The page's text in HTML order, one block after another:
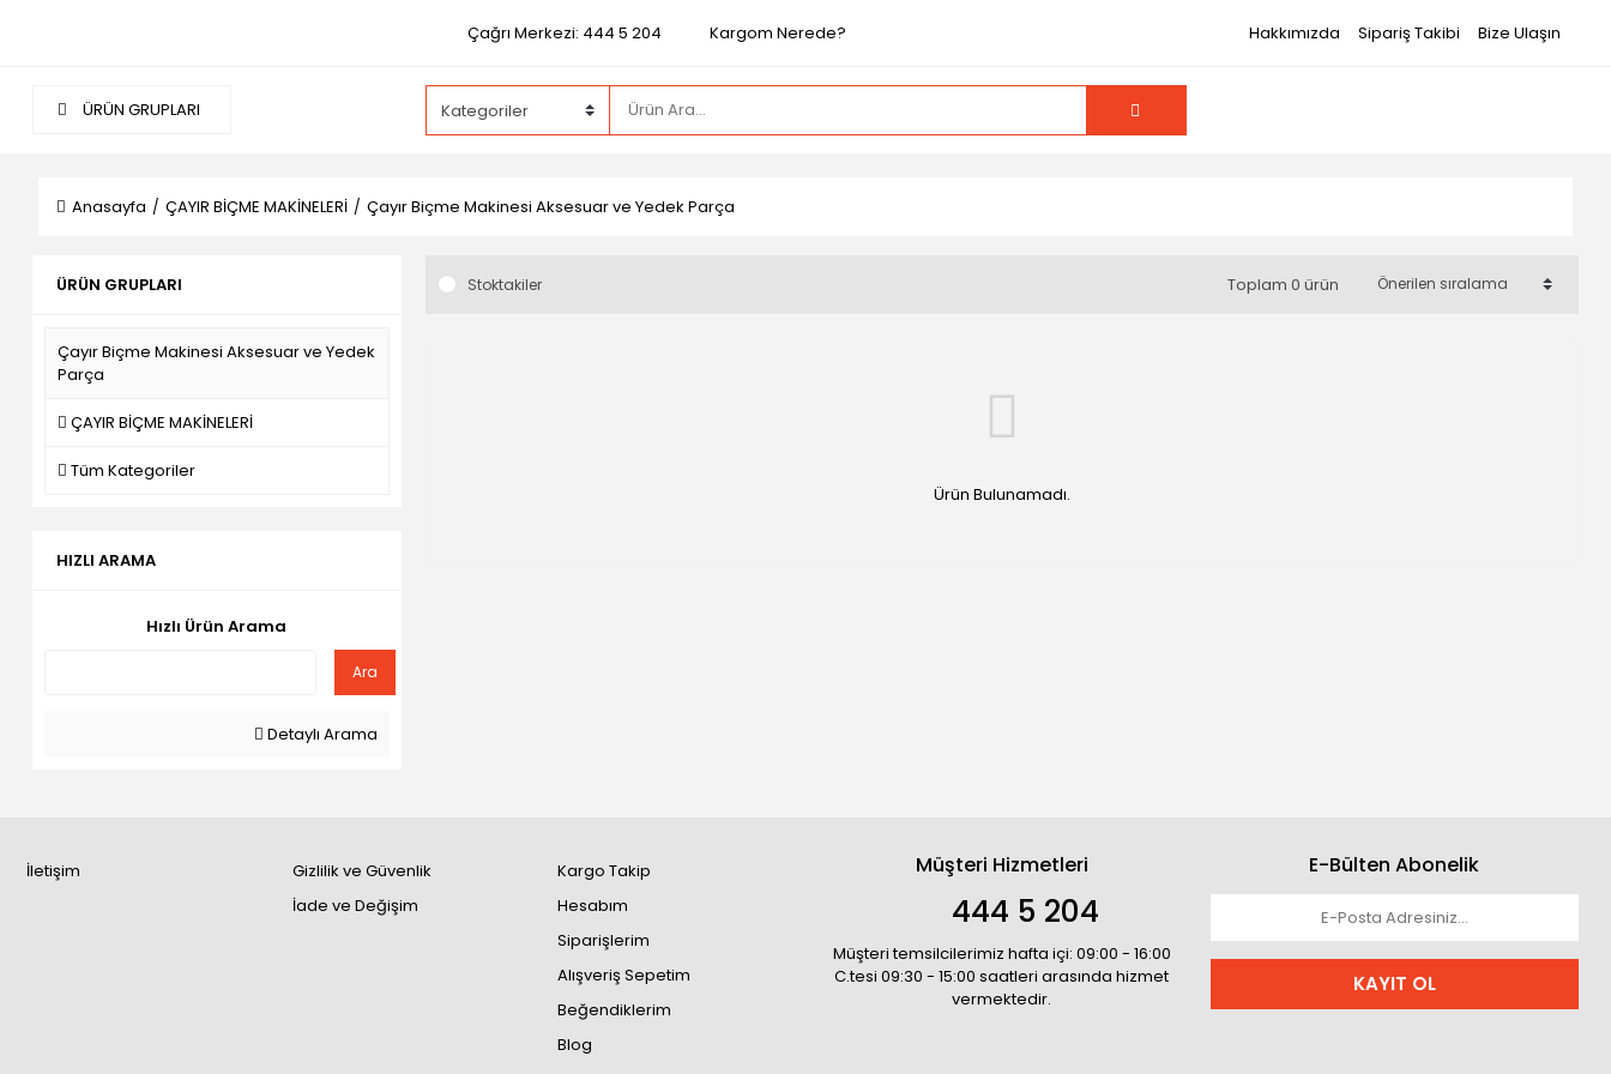
Çağrı Merkezi: 444 5 204 Kargom Nerede? Hakkımızda Sipariş Takibi Bize Ulaşın
ÜRÜN GRUPLARI
Anasayfa ÇAYIR BİÇME MAKİNELERİ Çayır Biçme Makinesi Aksesuar ve Yedek Parça
ÜRÜN GRUPLARI
Çayır Biçme Makinesi Aksesuar ve Yedek
Parça
ÇAYIR BİÇME MAKİNELERİ
Tüm Kategoriler
HIZLI ARAMA
Hızlı Ürün Arama
Ara
Detaylı Arama
Stoktakiler Toplam 0 ürün
Ürün Bulunamadı.
İletişim
Gizlilik ve Güvenlik
İade ve Değişim
Kargo Takip
Hesabım
Siparişlerim
Alışveriş Sepetim
Beğendiklerim
Blog
Müşteri Hizmetleri
444 5 204
Müşteri temsilcilerimiz hafta içi: 09:00 - 16:00
C.tesi 09:30 - 15:00 saatleri arasında hizmet
vermektedir.
E-Bülten Abonelik
KAYIT OL